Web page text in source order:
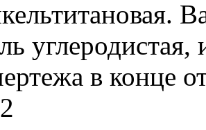
углеродистая,
в конце